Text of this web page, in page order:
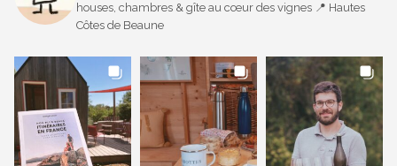
houses, chambres & gîte au cœur des vignes 📍 Hautes
Côtes de Beaune